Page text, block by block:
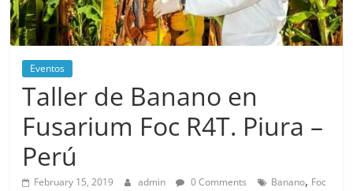
Eventos
Taller de Banano en
Fusarium Foc R4T. Piura –
Perú
February 15, 2019 admin 0 Comments Banano, Foc